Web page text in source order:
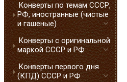
Конверты по темам СССР,
РФ, иностранные (чистые
и гашеные)
Конверты с оригинальной
маркой СССР и РФ
Конверты первого дня
(КПД) СССР и РФ